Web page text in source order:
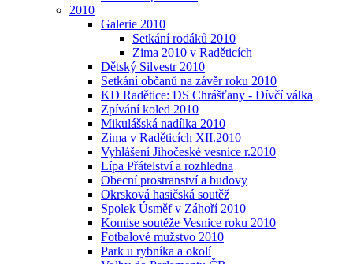
2010
Galerie 2010
Setkání rodáků 2010
Zima 2010 v Raděticích
Dětský Silvestr 2010
Setkání občanů na závěr roku 2010
KD Radětice: DS Chrášťany - Dívčí válka
Zpívání koled 2010
Mikulášská nadílka 2010
Zima v Raděticích XII.2010
Vyhlášení Jihočeské vesnice r.2010
Lípa Přátelství a rozhledna
Obecní prostranství a budovy
Okrsková hasičská soutěž
Spolek Úsměf v Záhoří 2010
Komise soutěže Vesnice roku 2010
Fotbalové mužstvo 2010
Park u rybníka a okolí